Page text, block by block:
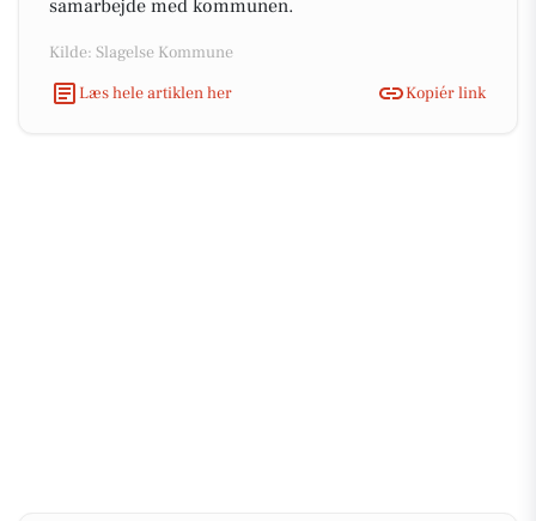
samarbejde med kommunen.
Kilde: Slagelse Kommune
Læs hele artiklen her
Kopiér link